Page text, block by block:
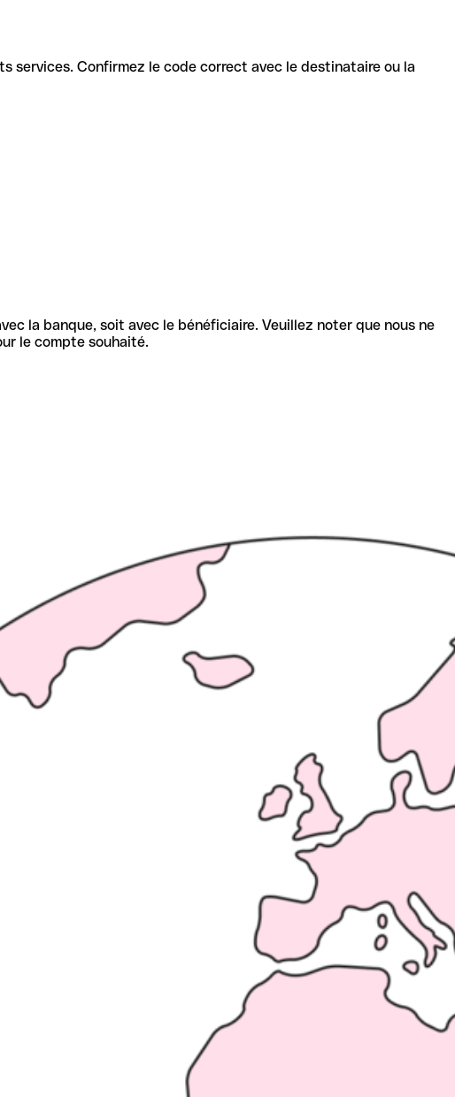
services. Confirmez le code correct avec le destinataire ou la
la banque, soit avec le bénéficiaire. Veuillez noter que nous ne
le compte souhaité.